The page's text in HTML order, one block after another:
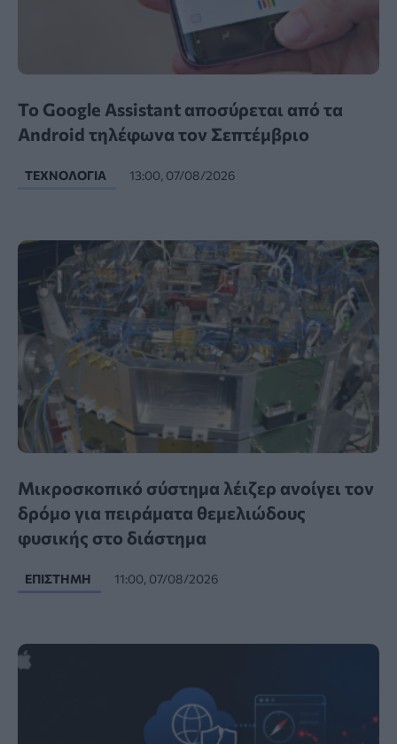
Το Google Assistant αποσύρεται από τα
Android τηλέφωνα τον Σεπτέμβριο
ΤΕΧΝΟΛΟΓΊΑ 13:00, 07/08/2026
Μικροσκοπικό σύστημα λέιζερ ανοίγει τον
δρόμο για πειράματα θεμελιώδους
φυσικής στο διάστημα
ΕΠΙΣΤΉΜΗ 11:00, 07/08/2026